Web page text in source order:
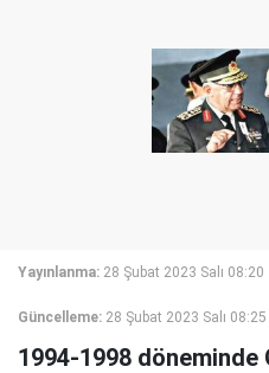
Yayınlanma: 28 Şubat 2023 Salı 08:20
Güncelleme: 28 Şubat 2023 Salı 08:25
1994-1998 döneminde